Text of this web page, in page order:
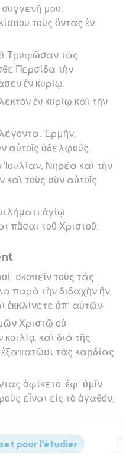
μου.
τοὺς ὄντας ἐν
Τρυφῶσαν τὰς
Περσίδα τὴν
ἐν κυρίῳ.
ἐν κυρίῳ καὶ τὴν
Ἑρμῆν,
αὐτοῖς ἀδελφούς.
Νηρέα καὶ τὴν
τοὺς σὺν αὐτοῖς
ἁγίῳ.
πᾶσαι τοῦ Χριστοῦ.
σκοπεῖν τοὺς τὰς
παρὰ τὴν διδαχὴν ἣν
ἐκκλίνετε ἀπ’ αὐτῶν·
Χριστῷ οὐ
καὶ διὰ τῆς
τὰς καρδίας
ἀφίκετο· ἐφ’ ὑμῖν
εἶναι εἰς τὸ ἀγαθόν,
τοῦ κυρίου ἡμῶν
Strong